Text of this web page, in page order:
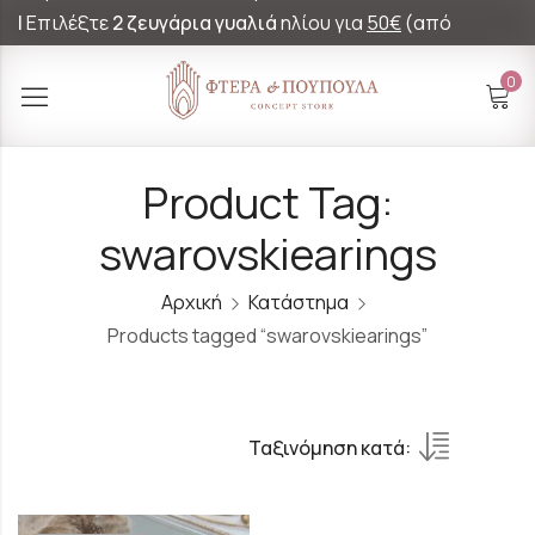
|Επιλέξτε2 ζευγάρια γυαλιάηλίου για 50€(από
0
Product Tag:
swarovskiearings
Αρχική
Κατάστημα
Products tagged “swarovskiearings”
Ταξινόμηση κατά: